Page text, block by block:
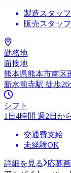
製造スタッフ
販売スタッフ
勤務地
面接地
熊本県熊本市南区
新水前寺駅 徒歩
シフト
1日4時間 週2日か
交通費支給
未経験OK
詳細を見る
応募